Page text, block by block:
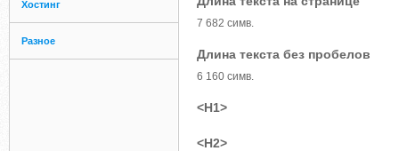
Хостинг
Разное
7 682 симв.
Длина текста без пробелов
6 160 симв.
<H1>
<H2>